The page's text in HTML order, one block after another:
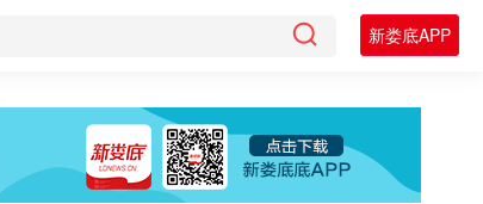
新娄底APP